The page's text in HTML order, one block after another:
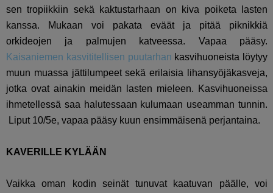
sen tropiikkiin sekä kaktustarhaan on kiva poiketa lasten
kanssa. Mukaan voi pakata eväät ja pitää piknikkiä
orkideojen ja palmujen katveessa. Vapaa pääsy.
Kaisaniemen kasvititellisen puutarhan kasvihuoneista löytyy
muun muassa jättilumpeet sekä erilaisia lihansyöjäkasveja,
jotka ovat ainakin meidän lasten mieleen. Kasvihuoneissa
ihmetellessä saa halutessaan kulumaan useamman tunnin.
Liput 10/5e, vapaa pääsy kuun ensimmäisenä perjantaina.
KAVERILLE KYLÄÄN
Vaikka oman kodin seinät tunuvat kaatuvan päälle, voi